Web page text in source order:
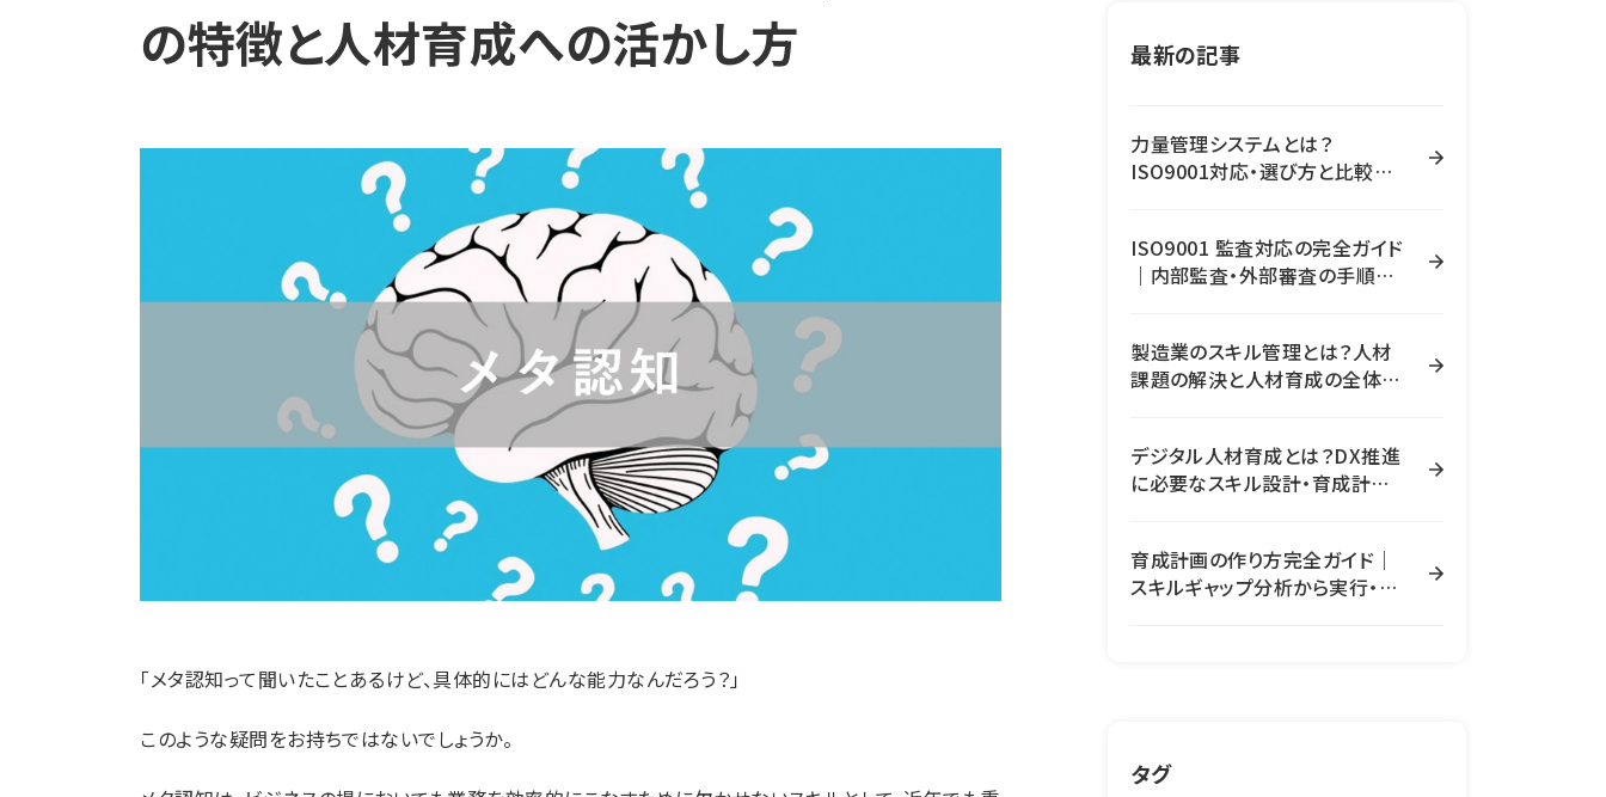
の特徴と人材育成への活かし方
「メタ認知って聞いたことあるけど、具体的にはどんな能力なんだろう？」
このような疑問をお持ちではないでしょうか。
最新の記事
力量管理システムとは？
ISO9001対応・選び方と比較の
ISO9001 監査対応の完全ガイド
｜内部監査・外部審査の手順と
製造業のスキル管理とは？人材
課題の解決と人材育成の全体像
デジタル人材育成とは？DX推進
に必要なスキル設計・育成計画・
育成計画の作り方完全ガイド｜
スキルギャップ分析から実行・効
タグ